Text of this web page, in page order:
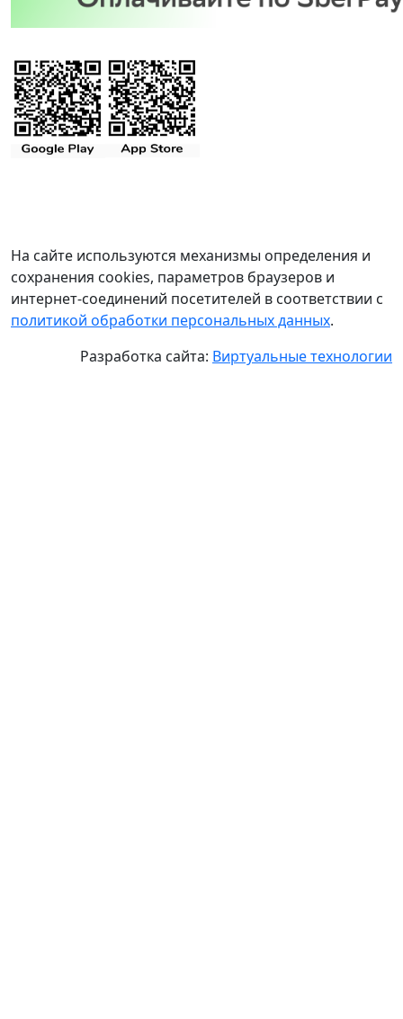
На сайте используются механизмы определения и
сохранения cookies, параметров браузеров и
интернет-соединений посетителей в соответствии с
политикой обработки персональных данных.
Разработка сайта: Виртуальные технологии